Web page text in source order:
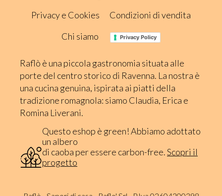
Privacy e Cookies
Condizioni di vendita
Chi siamo
Privacy Policy
Raflò è una piccola gastronomia situata alle
porte del centro storico di Ravenna. La nostra è
una cucina genuina, ispirata ai piatti della
tradizione romagnola: siamo Claudia, Erica e
Romina Liverani.
Questo eshop è green! Abbiamo adottato
un albero
di caoba per essere carbon-free.Scopri il
progetto